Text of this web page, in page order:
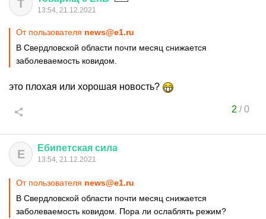
Т 13:54, 21.12.2021
От пользователя news@e1.ru
В Свердловской области почти месяц снижается
заболеваемость ковидом.
это плохая или хорошая новость?
2 /0
Е Ебипетская сила
13:54, 21.12.2021
От пользователя news@e1.ru
В Свердловской области почти месяц снижается
заболеваемость ковидом. Пора ли ослаблять режим?